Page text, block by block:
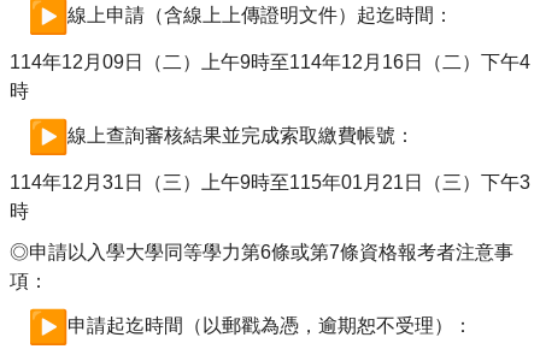
線上申請（含線上上傳證明文件）起迄時間：
114年12月09日（二）上午9時至114年12月16日（ 二）下午4
時
線上查詢審核結果並完成索取繳費帳號：
114年12月31日（三）上午9時至115年01月21日（三）下午3
時
◎申請以入學大學同等學力第6條或第7條資格報考者注意事
項：
申請起迄時間（以郵戳為憑，逾期恕不受理）：